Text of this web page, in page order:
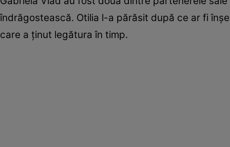
îndrăgostească. Otilia l-a părăsit după ce ar fi
care a ținut legătura în timp.